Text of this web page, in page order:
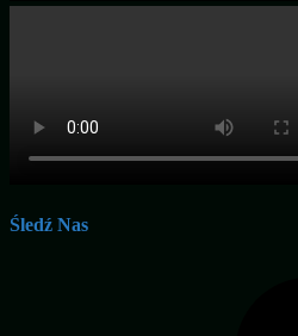
Śledź Nas